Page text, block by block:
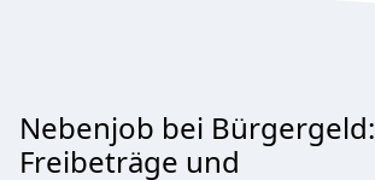
Nebenjob bei Bürgergeld:
Freibeträge und